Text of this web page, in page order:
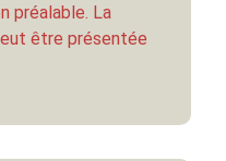
préalable. La
être présentée